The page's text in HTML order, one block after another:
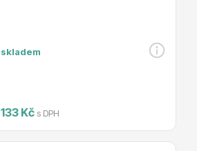
skladem
133 Kč s DPH